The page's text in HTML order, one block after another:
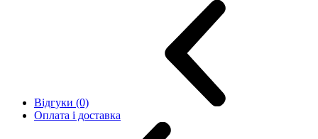
Відгуки (0)
Оплата і доставка